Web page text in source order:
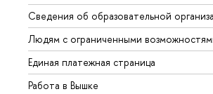
Сведения об образовательной
Людям с ограниченными
Единая платежная страница
Работа в Вышке